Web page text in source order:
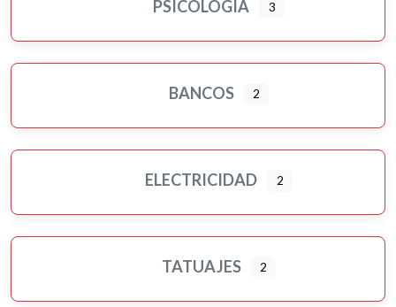
PSICOLOGÍA 3
BANCOS 2
ELECTRICIDAD 2
TATUAJES 2